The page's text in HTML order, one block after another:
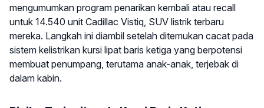
mengumumkan program penarikan kembali atau recall
untuk 14.540 unit Cadillac Vistiq, SUV listrik terbaru
mereka. Langkah ini diambil setelah ditemukan cacat pada
sistem kelistrikan kursi lipat baris ketiga yang berpotensi
membuat penumpang, terutama anak-anak, terjebak di
dalam kabin.